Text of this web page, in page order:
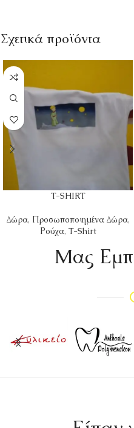
Σχετικά προϊόντα
T-SHIRT
Δώρα, Προσωποποιημένα Δώρα,
Ρούχα, T-Shirt
Mας